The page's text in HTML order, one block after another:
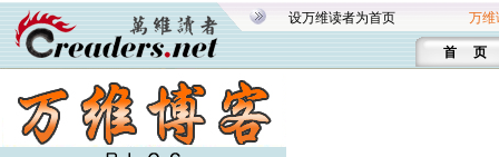
设万维读者为首页 万维
首 页